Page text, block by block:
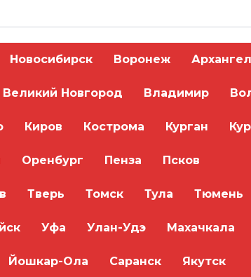
Новосибирск Воронеж
Великий Новгород Владимир
Киров Кострома Курган
Оренбург Пенза Псков
Тверь Томск Тула Тюмень
Уфа Улан-Удэ Махачкала
Йошкар-Ола Саранск Якутск